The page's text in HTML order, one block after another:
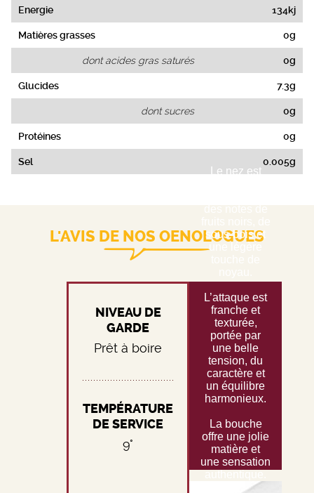
Energie 134kj
Matières grasses 0g
dont acides gras saturés 0g
Glucides 7.3g
dont sucres 0g
Protéines 0g
Sel 0.005g
L'AVIS DE NOS OENOLOGUES
Le nez est
sous-bois et
une légère
L’attaque est
franche et
texturée,
portée par
une belle
tension, du
caractère et
un équilibre
harmonieux.
La bouche
offre une jolie
matière et
une sensation
NIVEAU DE
GARDE
Prêt à boire
TEMPÉRATURE
DE SERVICE
9°